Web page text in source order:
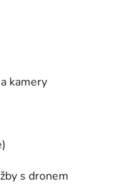
kamery
s dronem